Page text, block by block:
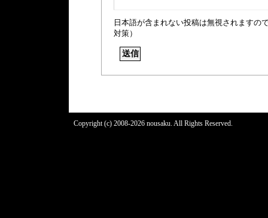
日本語が含まれない投稿は無視されますの
対策）
Copyright (c) 2008-2026 nousaku. All Rights Reserved.